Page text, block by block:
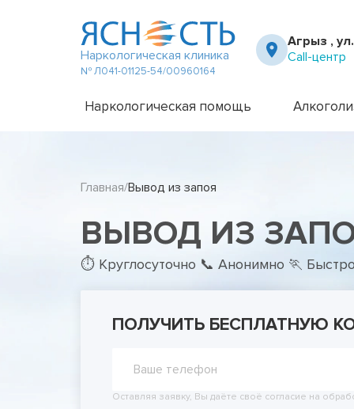
Наркологическая клиника
№ Л041-01125-54/00960164
Агрыз ,
Call-центр
Наркологическая помощь
Телефон доверия
Лечение
Лечение
Лечение
Вывод из
Главная Вывод из запоя
ВЫВОД ИЗ
⏱ Круглосуточно 📞 Анонимно 🏃 Быстро
ПОЛУЧИТЬ БЕСПЛАТНУЮ
Оставляя заявку, Вы даёте своё согласие на